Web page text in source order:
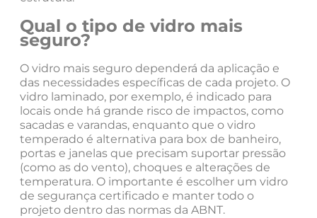
Qual o tipo de vidro mais
seguro?
O vidro mais seguro dependerá da aplicação e
das necessidades específicas de cada projeto. O
vidro laminado, por exemplo, é indicado para
locais onde há grande risco de impactos, como
sacadas e varandas, enquanto que o vidro
temperado é alternativa para box de banheiro,
portas e janelas que precisam suportar pressão
(como as do vento), choques e alterações de
temperatura. O importante é escolher um vidro
de segurança certificado e manter todo o
projeto dentro das normas da ABNT.